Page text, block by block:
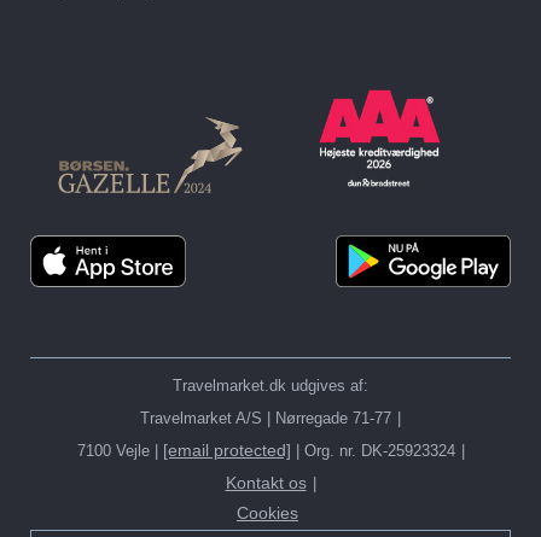
juleferien?
Travelmarket.dk udgives af:
Travelmarket A/S | Nørregade 71-77
7100 Vejle | [email protected] | Org. nr. DK-25923324
Kontakt os
Cookies